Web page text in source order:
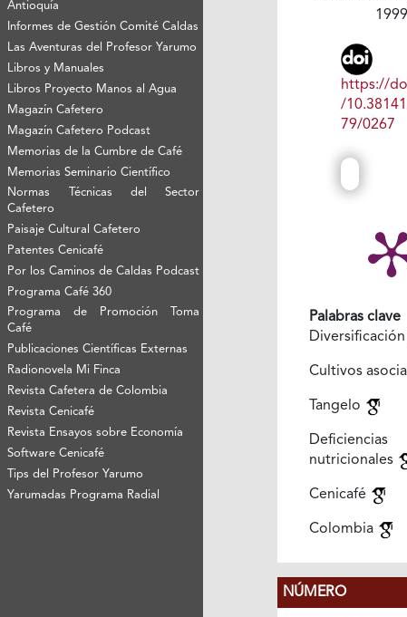
Antioquía
Informes de Gestión Comité Caldas
Las Aventuras del Profesor Yarumo
Libros y Manuales
Libros Proyecto Manos al Agua
Magazín Cafetero
Magazín Cafetero Podcast
Memorias de la Cumbre de Café
Memorias Seminario Científico
Normas Técnicas del Sector
Cafetero
Paisaje Cultural Cafetero
Patentes Cenicafé
Por los Caminos de Caldas Podcast
Programa Café 360
Programa de Promoción Toma
Café
Publicaciones Científicas Externas
Radionovela Mi Finca
Revista Cafetera de Colombia
Revista Cenicafé
Revista Ensayos sobre Economía
Software Cenicafé
Tips del Profesor Yarumo
Yarumadas Programa Radial
1999
https://
/
79/0267
Palabras clave
Diversificación
Cultivos
Tangelo
Deficiencias
nutricionales
Cenicafé
Colombia
NÚMERO